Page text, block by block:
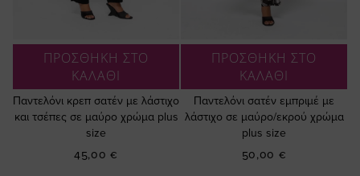
ΠΡΟΣΘΗΚΗ ΣΤΟ
ΚΑΛΑΘΙ
Παντελόνι κρεπ σατέν με λάστιχο
και τσέπες σε μαύρο χρώμα plus
size
45,00 €
ΠΡΟΣΘΗΚΗ ΣΤΟ
ΚΑΛΑΘΙ
Παντελόνι σατέν εμπριμέ με
λάστιχο σε μαύρο/εκρού χρώμα
plus size
50,00 €